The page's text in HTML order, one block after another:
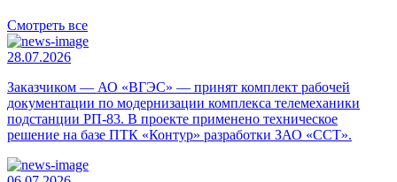
Смотреть все
28.07.2026
Заказчиком — АО «ВГЭС» — принят комплект рабочей
документации по модернизации комплекса телемеханики
подстанции РП-83. В проекте применено техническое
решение на базе ПТК «Контур» разработки ЗАО «ССТ».